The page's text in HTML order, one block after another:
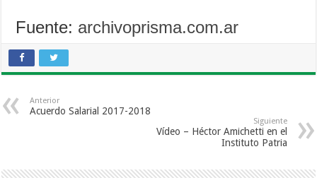
Fuente: archivoprisma.com.ar
Anterior
Acuerdo Salarial 2017-2018
Siguiente
Vídeo – Héctor Amichetti en el
Instituto Patria